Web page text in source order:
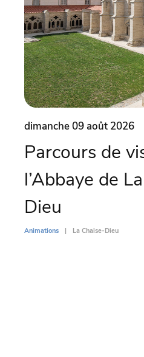
dimanche 09 août 2026
Parcours de
l’Abbaye de
Dieu
Animations La Chaise-Dieu